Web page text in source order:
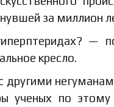
за миллион
—
кресло.
другими
ученых по